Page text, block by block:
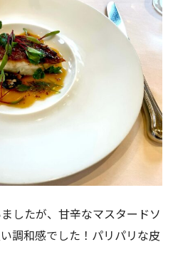
したが、甘辛なマスタードソ
調和感でした！パリパリな皮